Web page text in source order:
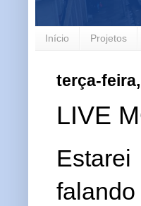
Início Projetos
terça-
LIVE